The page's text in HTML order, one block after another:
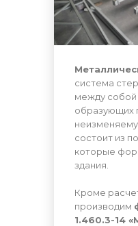
система
между собой
образующих
состоит из
которые
здания.
Кроме
производим
1.460.3-14